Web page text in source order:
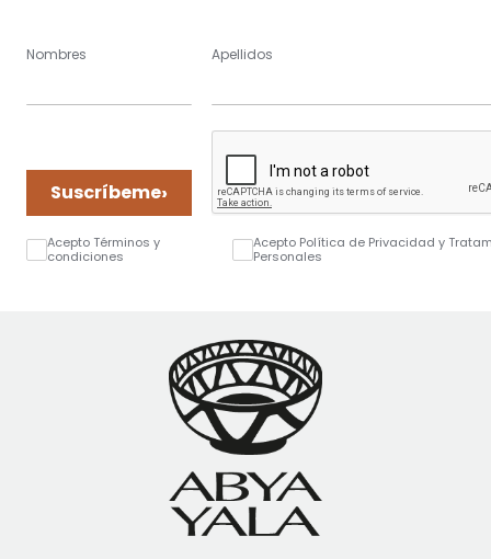
Nombres Apellidos
Suscríbeme›
Acepto Términos y
condiciones
Acepto Política de Privacidad y
Personales